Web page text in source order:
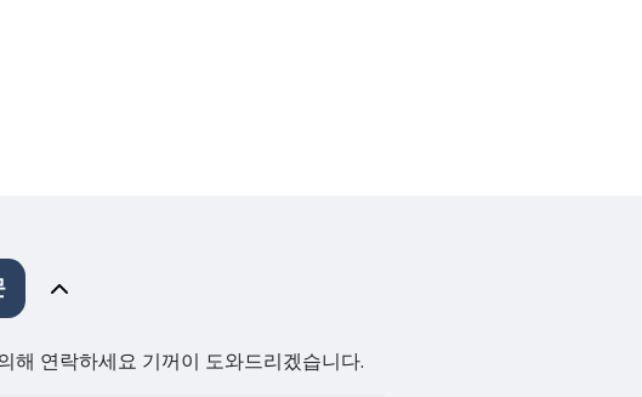
해 연락하세요 기꺼이 도와드리겠습니다.